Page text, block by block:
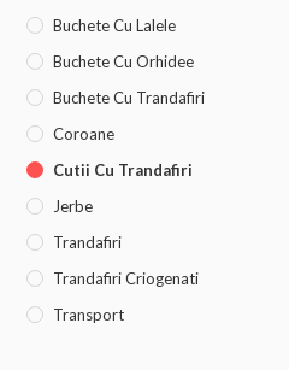
Buchete Cu Lalele
Buchete Cu Orhidee
Buchete Cu Trandafiri
Coroane
Cutii Cu Trandafiri
Jerbe
Trandafiri
Trandafiri Criogenati
Transport